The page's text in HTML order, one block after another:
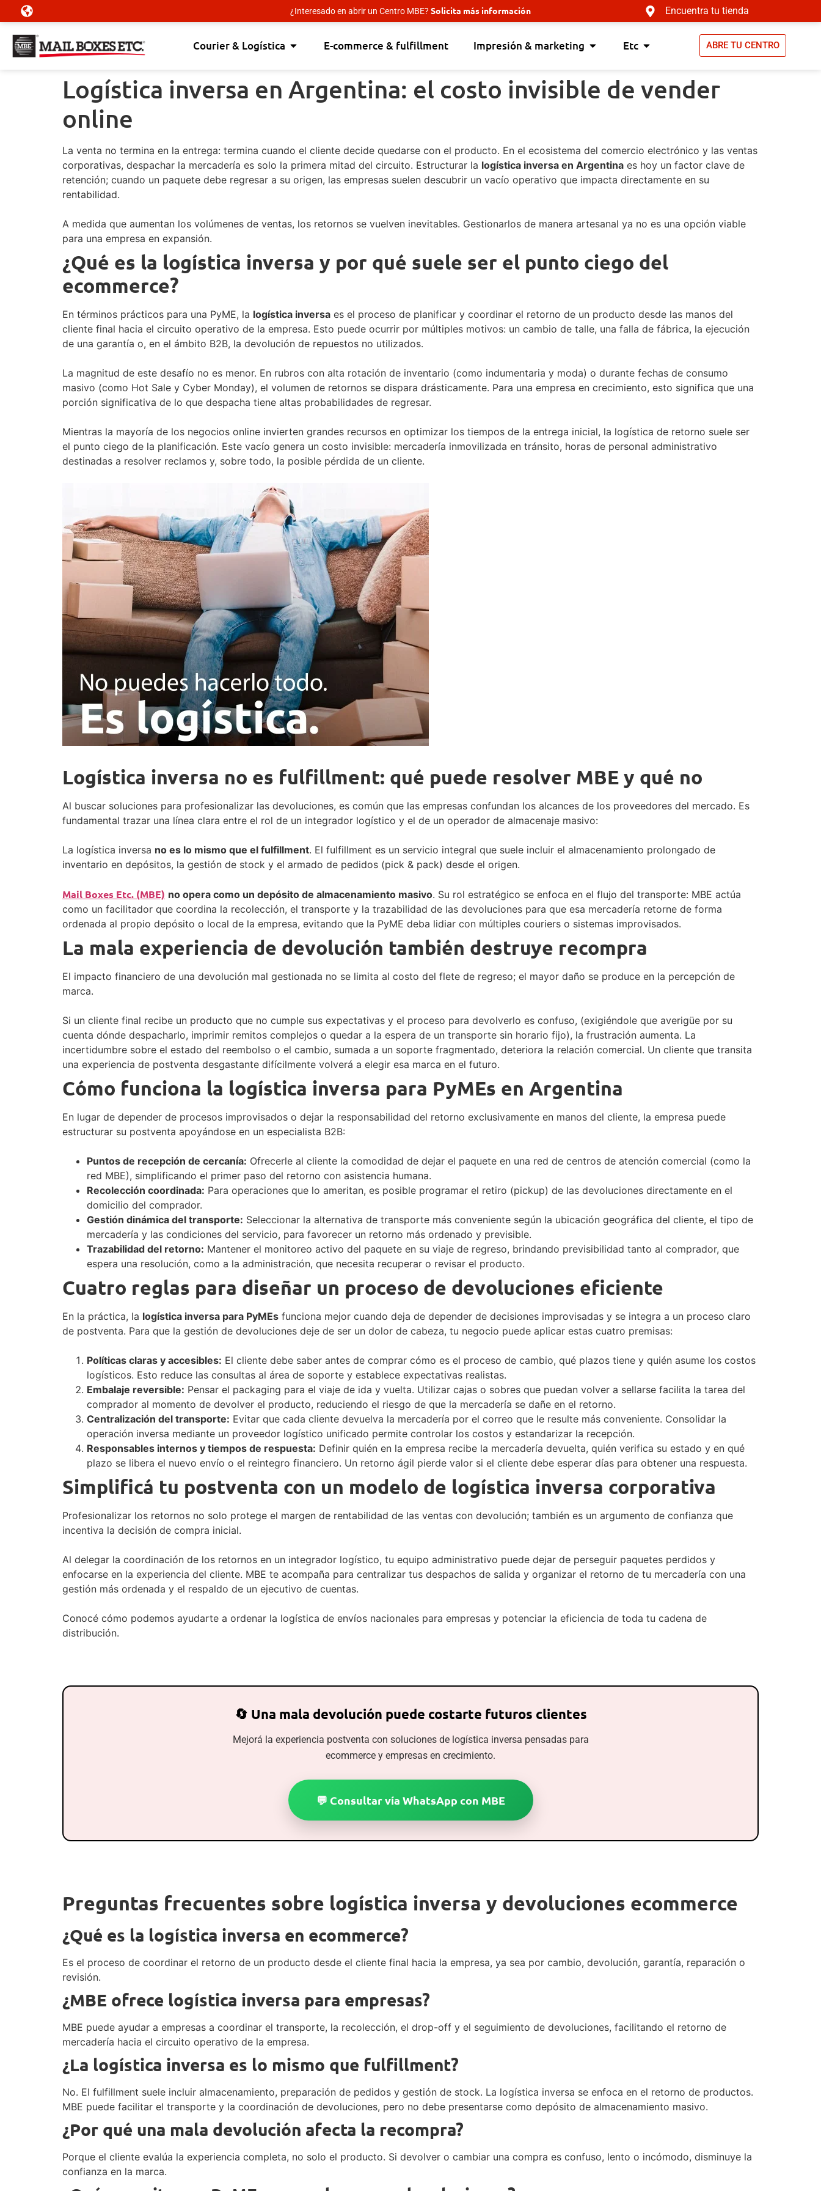
¿Interesado en abrir un Centro MBE? Solicita más información Encuentra tu tienda
Courier & Logística E-commerce & fulfillment Impresión & marketing Etc ABRE TU CENTRO
Logística inversa en Argentina: el costo invisible de vender
online
La venta no termina en la entrega: termina cuando el cliente decide quedarse con el producto. En el ecosistema del comercio electrónico y las ventas
corporativas, despachar la mercadería es solo la primera mitad del circuito. Estructurar la logística inversa en Argentina es hoy un factor clave de
retención; cuando un paquete debe regresar a su origen, las empresas suelen descubrir un vacío operativo que impacta directamente en su
rentabilidad.
A medida que aumentan los volúmenes de ventas, los retornos se vuelven inevitables. Gestionarlos de manera artesanal ya no es una opción viable
para una empresa en expansión.
¿Qué es la logística inversa y por qué suele ser el punto ciego del
ecommerce?
En términos prácticos para una PyME, la logística inversa es el proceso de planificar y coordinar el retorno de un producto desde las manos del
cliente final hacia el circuito operativo de la empresa. Esto puede ocurrir por múltiples motivos: un cambio de talle, una falla de fábrica, la ejecución
de una garantía o, en el ámbito B2B, la devolución de repuestos no utilizados.
La magnitud de este desafío no es menor. En rubros con alta rotación de inventario (como indumentaria y moda) o durante fechas de consumo
masivo (como Hot Sale y Cyber Monday), el volumen de retornos se dispara drásticamente. Para una empresa en crecimiento, esto significa que una
porción significativa de lo que despacha tiene altas probabilidades de regresar.
Mientras la mayoría de los negocios online invierten grandes recursos en optimizar los tiempos de la entrega inicial, la logística de retorno suele ser
el punto ciego de la planificación. Este vacío genera un costo invisible: mercadería inmovilizada en tránsito, horas de personal administrativo
destinadas a resolver reclamos y, sobre todo, la posible pérdida de un cliente.
Logística inversa no es fulfillment: qué puede resolver MBE y qué no
Al buscar soluciones para profesionalizar las devoluciones, es común que las empresas confundan los alcances de los proveedores del mercado. Es
fundamental trazar una línea clara entre el rol de un integrador logístico y el de un operador de almacenaje masivo:
La logística inversa no es lo mismo que el fulfillment. El fulfillment es un servicio integral que suele incluir el almacenamiento prolongado de
inventario en depósitos, la gestión de stock y el armado de pedidos (pick & pack) desde el origen.
Mail Boxes Etc. (MBE) no opera como un depósito de almacenamiento masivo. Su rol estratégico se enfoca en el flujo del transporte: MBE actúa
como un facilitador que coordina la recolección, el transporte y la trazabilidad de las devoluciones para que esa mercadería retorne de forma
ordenada al propio depósito o local de la empresa, evitando que la PyME deba lidiar con múltiples couriers o sistemas improvisados.
La mala experiencia de devolución también destruye recompra
El impacto financiero de una devolución mal gestionada no se limita al costo del flete de regreso; el mayor daño se produce en la percepción de
marca.
Si un cliente final recibe un producto que no cumple sus expectativas y el proceso para devolverlo es confuso, (exigiéndole que averigüe por su
cuenta dónde despacharlo, imprimir remitos complejos o quedar a la espera de un transporte sin horario fijo), la frustración aumenta. La
incertidumbre sobre el estado del reembolso o el cambio, sumada a un soporte fragmentado, deteriora la relación comercial. Un cliente que transita
una experiencia de postventa desgastante difícilmente volverá a elegir esa marca en el futuro.
Cómo funciona la logística inversa para PyMEs en Argentina
En lugar de depender de procesos improvisados o dejar la responsabilidad del retorno exclusivamente en manos del cliente, la empresa puede
estructurar su postventa apoyándose en un especialista B2B:
Puntos de recepción de cercanía: Ofrecerle al cliente la comodidad de dejar el paquete en una red de centros de atención comercial (como la
red MBE), simplificando el primer paso del retorno con asistencia humana.
Recolección coordinada: Para operaciones que lo ameritan, es posible programar el retiro (pickup) de las devoluciones directamente en el
domicilio del comprador.
Gestión dinámica del transporte: Seleccionar la alternativa de transporte más conveniente según la ubicación geográfica del cliente, el tipo de
mercadería y las condiciones del servicio, para favorecer un retorno más ordenado y previsible.
Trazabilidad del retorno: Mantener el monitoreo activo del paquete en su viaje de regreso, brindando previsibilidad tanto al comprador, que
espera una resolución, como a la administración, que necesita recuperar o revisar el producto.
Cuatro reglas para diseñar un proceso de devoluciones eficiente
En la práctica, la logística inversa para PyMEs funciona mejor cuando deja de depender de decisiones improvisadas y se integra a un proceso claro
de postventa. Para que la gestión de devoluciones deje de ser un dolor de cabeza, tu negocio puede aplicar estas cuatro premisas:
Políticas claras y accesibles: El cliente debe saber antes de comprar cómo es el proceso de cambio, qué plazos tiene y quién asume los costos
logísticos. Esto reduce las consultas al área de soporte y establece expectativas realistas.
Embalaje reversible: Pensar el packaging para el viaje de ida y vuelta. Utilizar cajas o sobres que puedan volver a sellarse facilita la tarea del
comprador al momento de devolver el producto, reduciendo el riesgo de que la mercadería se dañe en el retorno.
Centralización del transporte: Evitar que cada cliente devuelva la mercadería por el correo que le resulte más conveniente. Consolidar la
operación inversa mediante un proveedor logístico unificado permite controlar los costos y estandarizar la recepción.
Responsables internos y tiempos de respuesta: Definir quién en la empresa recibe la mercadería devuelta, quién verifica su estado y en qué
plazo se libera el nuevo envío o el reintegro financiero. Un retorno ágil pierde valor si el cliente debe esperar días para obtener una respuesta.
Simplificá tu postventa con un modelo de logística inversa corporativa
Profesionalizar los retornos no solo protege el margen de rentabilidad de las ventas con devolución; también es un argumento de confianza que
incentiva la decisión de compra inicial.
Al delegar la coordinación de los retornos en un integrador logístico, tu equipo administrativo puede dejar de perseguir paquetes perdidos y
enfocarse en la experiencia del cliente. MBE te acompaña para centralizar tus despachos de salida y organizar el retorno de tu mercadería con una
gestión más ordenada y el respaldo de un ejecutivo de cuentas.
Conocé cómo podemos ayudarte a ordenar la logística de envíos nacionales para empresas y potenciar la eficiencia de toda tu cadena de
distribución.
🔄 Una mala devolución puede costarte futuros clientes
Mejorá la experiencia postventa con soluciones de logística inversa pensadas para
ecommerce y empresas en crecimiento.
💬 Consultar vía WhatsApp con MBE
Preguntas frecuentes sobre logística inversa y devoluciones ecommerce
¿Qué es la logística inversa en ecommerce?
Es el proceso de coordinar el retorno de un producto desde el cliente final hacia la empresa, ya sea por cambio, devolución, garantía, reparación o
revisión.
¿MBE ofrece logística inversa para empresas?
MBE puede ayudar a empresas a coordinar el transporte, la recolección, el drop-off y el seguimiento de devoluciones, facilitando el retorno de
mercadería hacia el circuito operativo de la empresa.
¿La logística inversa es lo mismo que fulfillment?
No. El fulfillment suele incluir almacenamiento, preparación de pedidos y gestión de stock. La logística inversa se enfoca en el retorno de productos.
MBE puede facilitar el transporte y la coordinación de devoluciones, pero no debe presentarse como depósito de almacenamiento masivo.
¿Por qué una mala devolución afecta la recompra?
Porque el cliente evalúa la experiencia completa, no solo el producto. Si devolver o cambiar una compra es confuso, lento o incómodo, disminuye la
confianza en la marca.